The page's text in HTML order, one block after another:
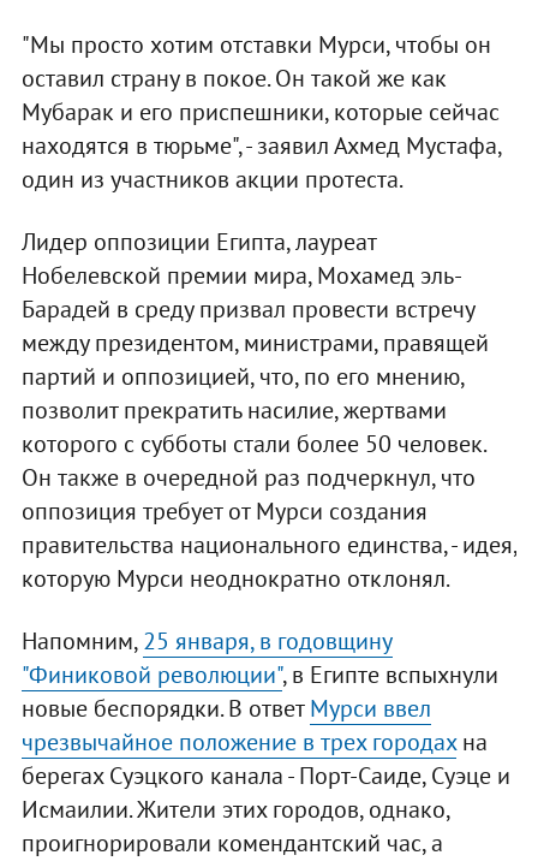
"Мы просто хотим отставки Мурси, чтобы он
оставил страну в покое. Он такой же как
Мубарак и его приспешники, которые сейчас
находятся в тюрьме", - заявил Ахмед Мустафа,
один из участников акции протеста.
Лидер оппозиции Египта, лауреат
Нобелевской премии мира, Мохамед эль-
Барадей в среду призвал провести встречу
между президентом, министрами, правящей
партий и оппозицией, что, по его мнению,
позволит прекратить насилие, жертвами
которого с субботы стали более 50 человек.
Он также в очередной раз подчеркнул, что
оппозиция требует от Мурси создания
правительства национального единства, - идея,
которую Мурси неоднократно отклонял.
Напомним,25 января, в годовщину
"Финиковой революции", в Египте вспыхнули
новые беспорядки. В ответМурси ввел
чрезвычайное положение в трех городахна
берегах Суэцкого канала - Порт-Саиде, Суэце и
Исмаилии. Жители этих городов, однако,
проигнорировали комендантский час, а